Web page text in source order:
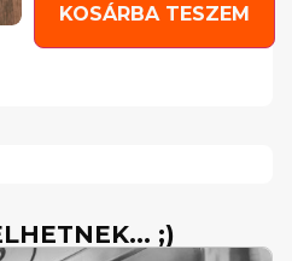
KOSÁRBA TESZEM
;)